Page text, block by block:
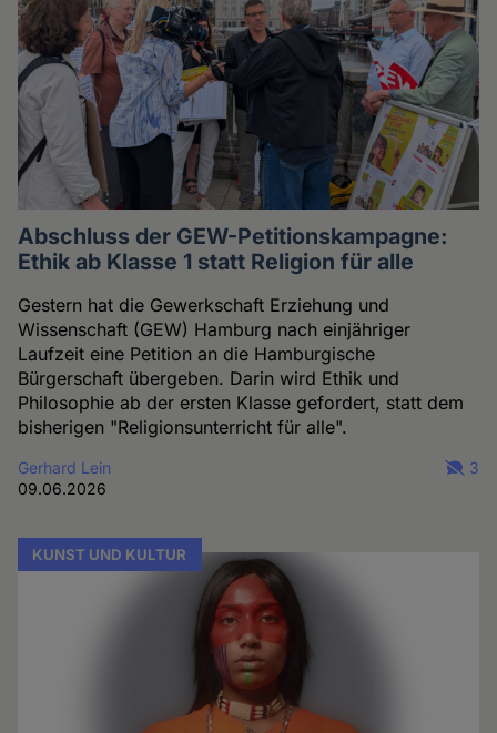
Abschluss der GEW-Petitionskampagne:
Ethik ab Klasse 1 statt Religion für alle
Gestern hat die Gewerkschaft Erziehung und
Wissenschaft (GEW) Hamburg nach einjähriger
Laufzeit eine Petition an die Hamburgische
Bürgerschaft übergeben. Darin wird Ethik und
Philosophie ab der ersten Klasse gefordert, statt dem
bisherigen "Religionsunterricht für alle".
Gerhard Lein
09.06.2026
3
KUNST UND KULTUR